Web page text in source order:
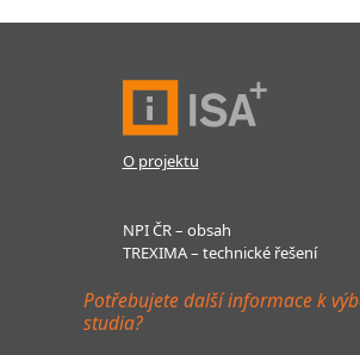
O projektu
NPI ČR – obsah
TREXIMA – technické řešení
Potřebujete další informace k
studia?